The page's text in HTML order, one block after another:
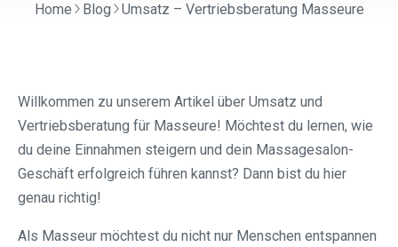
Home Blog Umsatz – Vertriebsberatung Masseure
Willkommen zu unserem Artikel über Umsatz und
Vertriebsberatung für Masseure! Möchtest du lernen, wie
du deine Einnahmen steigern und dein Massagesalon-
Geschäft erfolgreich führen kannst? Dann bist du hier
genau richtig!
Als Masseur möchtest du nicht nur Menschen entspannen